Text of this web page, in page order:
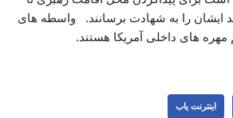
ایشان را به شهادت برسانند. واسطه های
مهره های داخلی آمریکا هستند.
اینترنت یاب